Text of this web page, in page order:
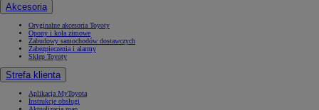
Akcesoria
Oryginalne akcesoria Toyoty
Opony i koła zimowe
Zabudowy samochodów dostawczych
Zabezpieczenia i alarmy
Sklep Toyoty
Strefa klienta
Aplikacja MyToyota
Instrukcje obsługi